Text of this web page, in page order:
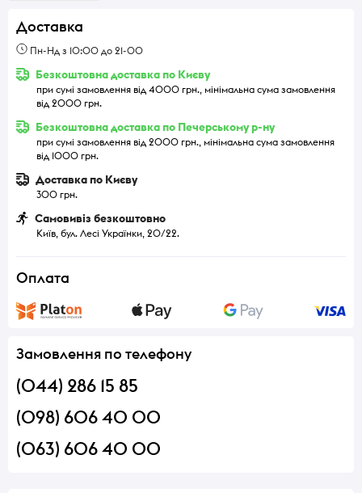
Доставка
Пн-Нд з 10:00 до 21-00
Безкоштовна доставка по Києву
при сумі замовлення від 4000 грн., мінімальна сума замовлення
від 2000 грн.
Безкоштовна доставка по Печерському р-ну
при сумі замовлення від 2000 грн., мінімальна сума замовлення
від 1000 грн.
Доставка по Києву
300 грн.
Самовивіз безкоштовно
Київ, бул. Лесі Українки, 20/22.
Оплата
Замовлення по телефону
(044) 286 15 85
(098) 606 40 00
(063) 606 40 00